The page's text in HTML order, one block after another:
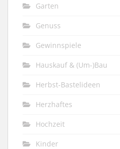
Garten
Genuss
Gewinnspiele
Hauskauf & (Um-)Bau
Herbst-Bastelideen
Herzhaftes
Hochzeit
Kinder